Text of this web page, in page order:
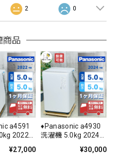
2 0
商品
a4591
2022
¥27,000
♦️Panasonic a4930
洗濯機 5.0kg 2024
¥30,000